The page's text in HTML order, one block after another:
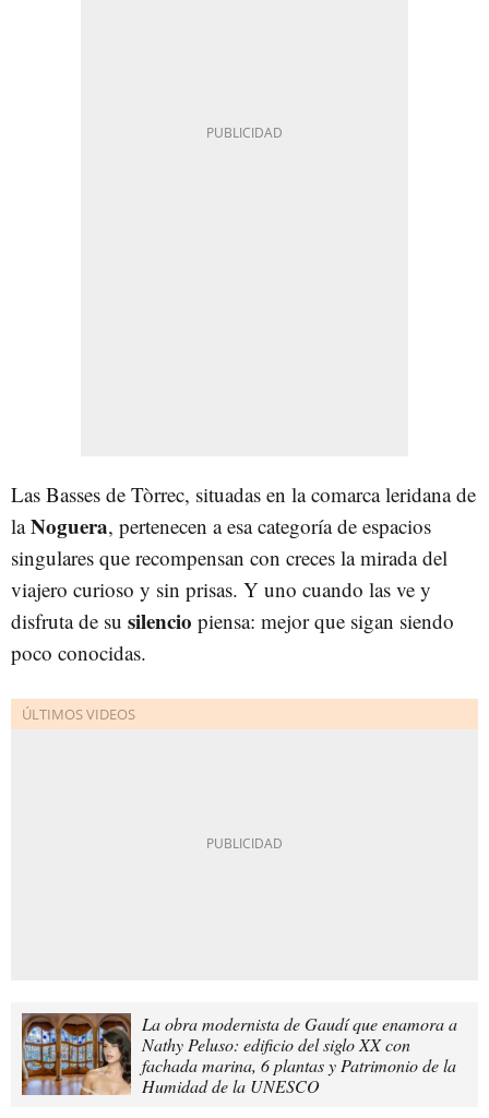
Las Basses de Tòrrec, situadas en la comarca leridana de
laNoguera, pertenecen a esa categoría de espacios
singulares que recompensan con creces la mirada del
viajero curioso y sin prisas. Y uno cuando las ve y
disfruta de su silencio piensa: mejor que sigan siendo
poco conocidas.
La obra modernista de Gaudí que enamora a
Nathy Peluso: edificio del siglo XX con
fachada marina, 6 plantas y Patrimonio de la
Humidad de la UNESCO